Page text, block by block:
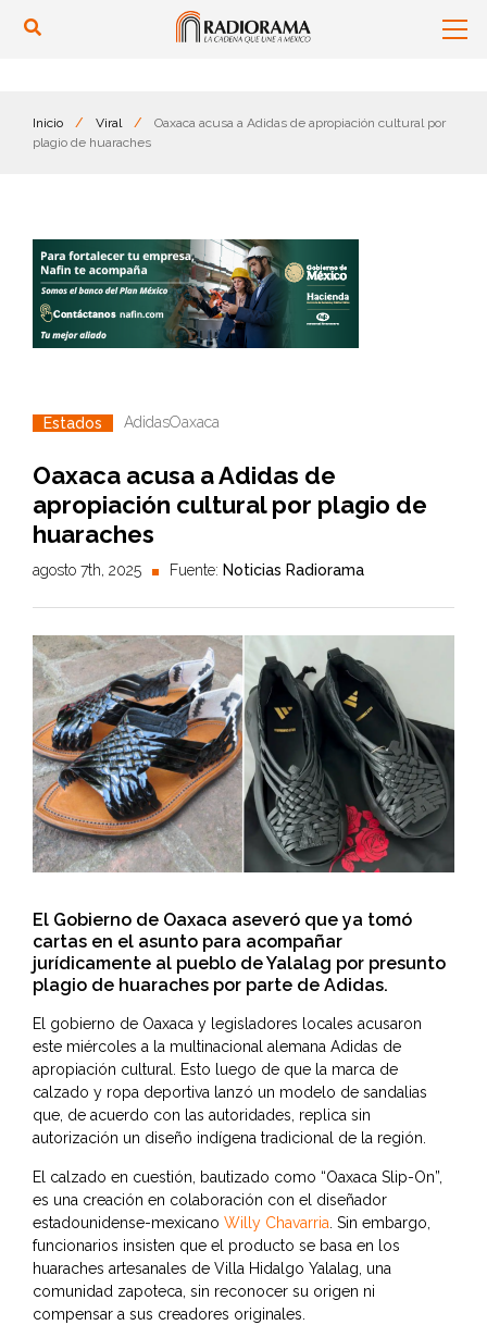
Inicio / Viral /
Oaxaca acusa a Adidas de apropiación cultural por
plagio de huaraches
Estados AdidasOaxaca
Oaxaca acusa a Adidas de
apropiación cultural por plagio de
huaraches
agosto 7th, 2025 Fuente: Noticias Radiorama
El Gobierno de Oaxaca aseveró que ya tomó
cartas en el asunto para acompañar
jurídicamente al pueblo de Yalalag por presunto
plagio de huaraches por parte de Adidas.
El gobierno de Oaxaca y legisladores locales acusaron
este miércoles a la multinacional alemana Adidas de
apropiación cultural. Esto luego de que la marca de
calzado y ropa deportiva lanzó un modelo de sandalias
que, de acuerdo con las autoridades, replica sin
autorización un diseño indígena tradicional de la región.
El calzado en cuestión, bautizado como “Oaxaca Slip-On”,
es una creación en colaboración con el diseñador
estadounidense-mexicano Willy Chavarria. Sin embargo,
funcionarios insisten que el producto se basa en los
huaraches artesanales de Villa Hidalgo Yalalag, una
comunidad zapoteca, sin reconocer su origen ni
compensar a sus creadores originales.